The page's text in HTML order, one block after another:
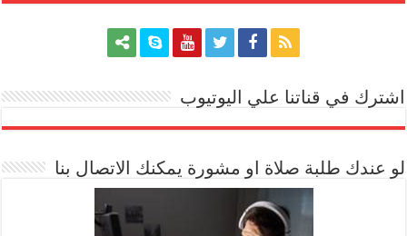
اشترك في قناتنا علي اليوتيوب
لو عندك طلبة صلاة او مشورة يمكنك الاتصال بنا